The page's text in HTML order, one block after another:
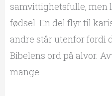
samvittighetsfulle, men
fødsel. En del flyr til
andre står utenfor fordi
Bibelens ord på alvor.
mange.